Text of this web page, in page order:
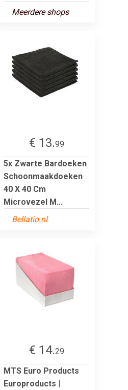
Meerdere shops
€ 13.99
5x Zwarte Bardoeken
Schoonmaakdoeken
40 X 40 Cm
Microvezel M...
Bellatio.nl
€ 14.29
MTS Euro Products
Europroducts |